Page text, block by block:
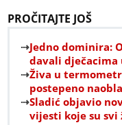
PROČITAJTE JOŠ
Jedno dominira:
davali dječacima
Živa u
postepeno
Sladić objavio
vijesti koje su svi